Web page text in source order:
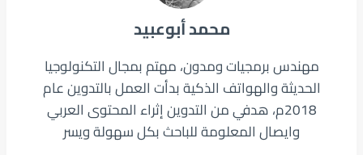
محمد أبوعبيد
مهندس برمجيات ومدون، مهتم بمجال التكنولوجيا
الحديثة والهواتف الذكية بدأت العمل بالتدوين عام
2018م، هدفي من التدوين إثراء المحتوى العربي
وايصال المعلومة للباحث بكل سهولة ويسر